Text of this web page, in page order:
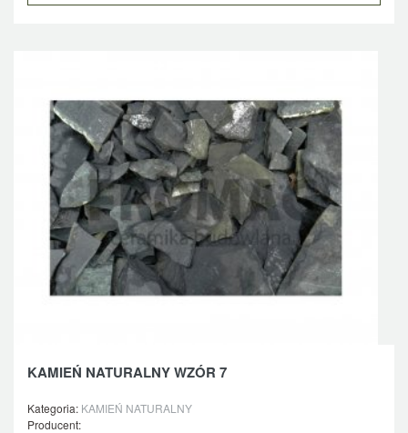
KAMIEŃ NATURALNY WZÓR 7
Kategoria: KAMIEŃ NATURALNY
Producent: